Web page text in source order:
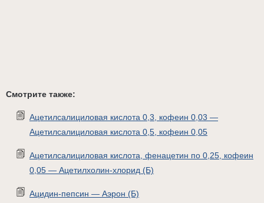
Смотрите также:
Ацетилсалициловая кислота 0,3, кофеин 0,03 —
Ацетилсалициловая кислота 0,5, кофеин 0,05
Ацетилсалициловая кислота, фенацетин по 0,25, кофеин
0,05 — Ацетилхолин-хлорид (Б)
Ацидин-пепсин — Аэрон (Б)